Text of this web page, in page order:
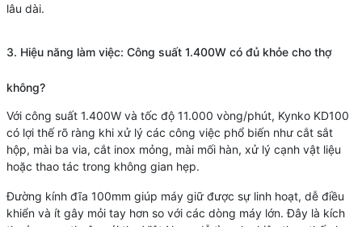
lâu dài.
3. Hiệu năng làm việc: Công suất 1.400W có đủ khỏe cho thợ
không?
Với công suất 1.400W và tốc độ 11.000 vòng/phút, Kynko KD100
có lợi thế rõ ràng khi xử lý các công việc phổ biến như cắt sắt
hộp, mài ba via, cắt inox mỏng, mài mối hàn, xử lý cạnh vật liệu
hoặc thao tác trong không gian hẹp.
Đường kính đĩa 100mm giúp máy giữ được sự linh hoạt, dễ điều
khiển và ít gây mỏi tay hơn so với các dòng máy lớn. Đây là kích